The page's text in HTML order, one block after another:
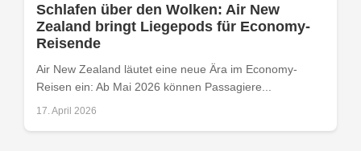
Schlafen über den Wolken: Air New
Zealand bringt Liegepods für Economy-
Reisende
Air New Zealand läutet eine neue Ära im Economy-
Reisen ein: Ab Mai 2026 können Passagiere...
17. April 2026